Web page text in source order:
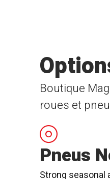
Boutique
roues et
Pneus
Strong seasonal